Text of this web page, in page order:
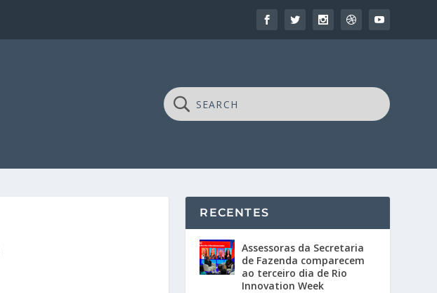
RECENTES
Assessoras da Secretaria
de Fazenda comparecem
ao terceiro dia de Rio
Innovation Week